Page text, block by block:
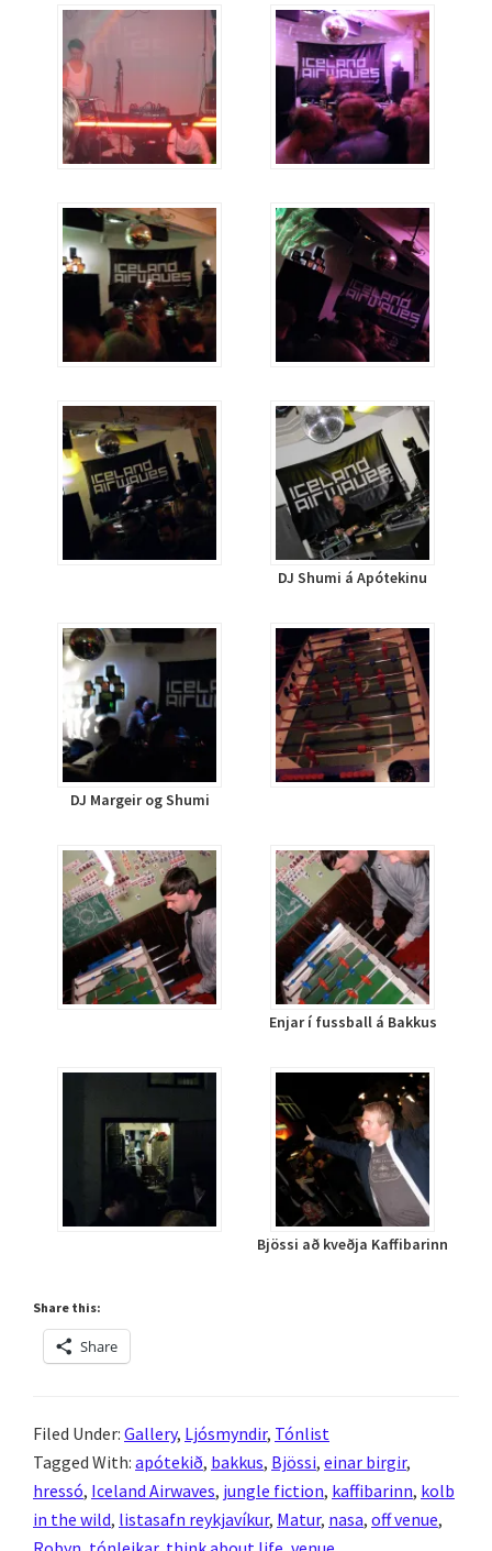
DJ Shumi á Apótekinu
DJ Margeir og Shumi
Enjar í fussball á Bakkus
Bjössi að kveðja Kaffibarinn
Share this:
Share
Filed Under: Gallery, Ljósmyndir, Tónlist
Tagged With: apótekið, bakkus, Bjössi, einar birgir,
hressó, Iceland Airwaves, jungle fiction, kaffibarinn, kolb
in the wild, listasafn reykjavíkur, Matur, nasa, off venue,